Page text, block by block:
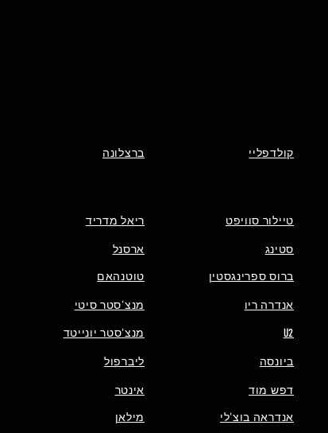
ברצלונה קולדפליי
ריאל מדריד
ארסנל
טוטנהאם
מנצ'סטר סיטי
מנצ'סטר יונייטד
ליברפול
אינטר
מילאן
טיילור סוויפט
סטינג
ברוס ספרינגסטין
אנדרה ריו
U2
ביונסה
דפש מוד
אנדראה בוצ'לי